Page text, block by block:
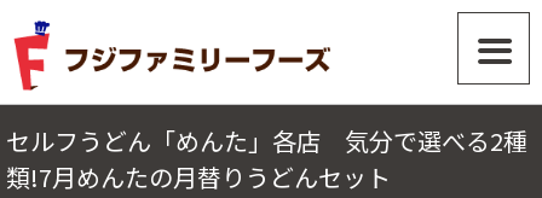
セルフうどん「めんた」各店 気分で選べる2種
類!7月めんたの月替りうどんセット